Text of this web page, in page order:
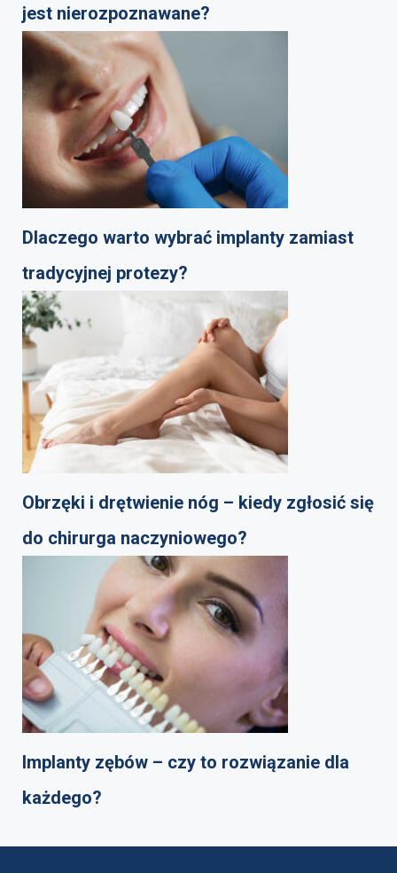
jest nierozpoznawane?
Dlaczego warto wybrać implanty zamiast
tradycyjnej protezy?
Obrzęki i drętwienie nóg – kiedy zgłosić się
do chirurga naczyniowego?
Implanty zębów – czy to rozwiązanie dla
każdego?